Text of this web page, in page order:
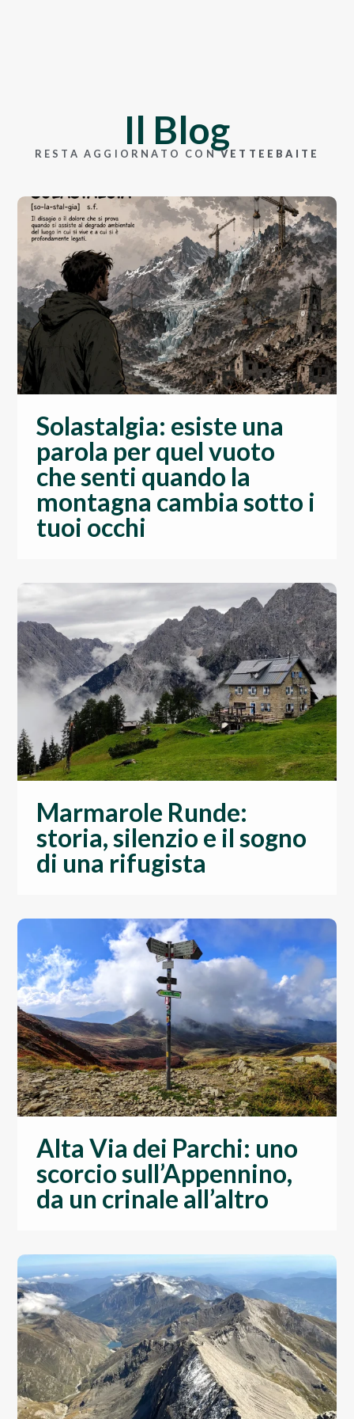
Il Blog
RESTA AGGIORNATO CONVETTEEBAITE
Solastalgia: esiste una
parola per quel vuoto
che senti quando la
montagna cambia sotto i
tuoi occhi
Marmarole Runde:
storia, silenzio e il sogno
di una rifugista
Alta Via dei Parchi: uno
scorcio sull’Appennino,
da un crinale all’altro